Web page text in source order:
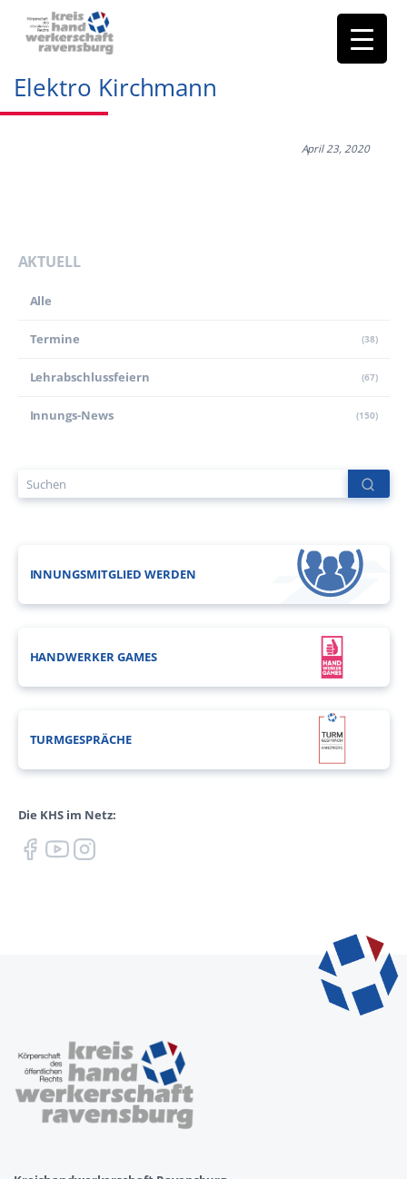
Elektro Kirchmann
April 23, 2020
AKTUELL
Alle
Termine (38)
Lehr­abschluss­feiern (67)
Innungs-News (150)
INNUNGSMITGLIED WERDEN
HANDWERKER GAMES
TURMGESPRÄCHE
Die KHS im Netz: